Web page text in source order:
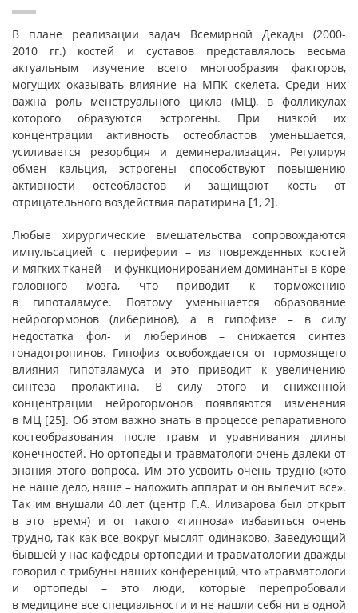
В плане реализации задач Всемирной Декады (2000-
2010 гг.) костей и суставов представлялось весьма
актуальным изучение всего многообразия факторов,
могущих оказывать влияние на МПК скелета. Среди них
важна роль менструального цикла (МЦ), в фолликулах
которого образуются эстрогены. При низкой их
концентрации активность остеобластов уменьшается,
усиливается резорбция и деминерализация. Регулируя
обмен кальция, эстрогены способствуют повышению
активности остеобластов и защищают кость от
отрицательного воздействия паратирина [1, 2].
Любые хирургические вмешательства сопровождаются
импульсацией с периферии – из поврежденных костей
и мягких тканей – и функционированием доминанты в коре
головного мозга, что приводит к торможению
в гипоталамусе. Поэтому уменьшается образование
нейрогормонов (либеринов), а в гипофизе – в силу
недостатка фол- и люберинов – снижается синтез
гонадотропинов. Гипофиз освобождается от тормозящего
влияния гипоталамуса и это приводит к увеличению
синтеза пролактина. В силу этого и сниженной
концентрации нейрогормонов появляются изменения
в МЦ [25]. Об этом важно знать в процессе репаративного
костеобразования после травм и уравнивания длины
конечностей. Но ортопеды и травматологи очень далеки от
знания этого вопроса. Им это усвоить очень трудно («это
не наше дело, наше – наложить аппарат и он вылечит все».
Так им внушали 40 лет (центр Г.А. Илизарова был открыт
в это время) и от такого «гипноза» избавиться очень
трудно, так как все вокруг мыслят одинаково. Заведующий
бывшей у нас кафедры ортопедии и травматологии дважды
говорил с трибуны наших конференций, что «травматологи
и ортопеды – это люди, которые перепробовали
в медицине все специальности и не нашли себя ни в одной